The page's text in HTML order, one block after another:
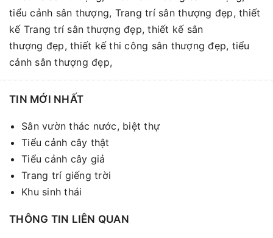
tiểu cảnh sân thượng, Trang trí sân thượng đẹp, thiết
kế Trang trí sân thượng đẹp, thiết kế sân
thượng đẹp, thiết kế thi công sân thượng đẹp, tiểu
cảnh sân thượng đẹp,
TIN MỚI NHẤT
Sân vườn thác nước, biệt thự
Tiểu cảnh cây thật
Tiểu cảnh cây giả
Trang trí giếng trời
Khu sinh thái
THÔNG TIN LIÊN QUAN